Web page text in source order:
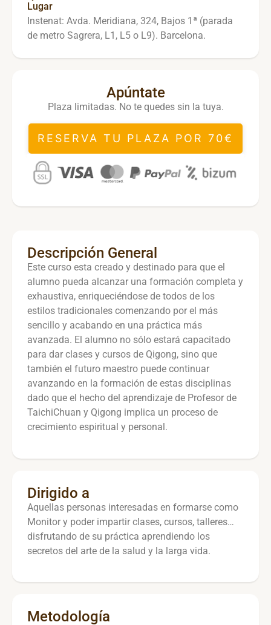
Lugar
Instenat: Avda. Meridiana, 324, Bajos 1ª (parada
de metro Sagrera, L1, L5 o L9). Barcelona.
Apúntate
Plaza limitadas. No te quedes sin la tuya.
RESERVA TU PLAZA POR 70€
Descripción General
Este curso esta creado y destinado para que el
alumno pueda alcanzar una formación completa y
exhaustiva, enriqueciéndose de todos de los
estilos tradicionales comenzando por el más
sencillo y acabando en una práctica más
avanzada. El alumno no sólo estará capacitado
para dar clases y cursos de Qigong, sino que
también el futuro maestro puede continuar
avanzando en la formación de estas disciplinas
dado que el hecho del aprendizaje de Profesor de
TaichiChuan y Qigong implica un proceso de
crecimiento espiritual y personal.
Dirigido a
Aquellas personas interesadas en formarse como
Monitor y poder impartir clases, cursos, talleres…
disfrutando de su práctica aprendiendo los
secretos del arte de la salud y la larga vida.
Metodología